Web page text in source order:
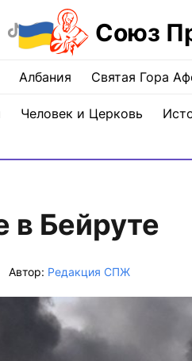
Союз
Албания Святая Гора
Человек и Церковь
в Бейруте
Автор: Редакция СПЖ